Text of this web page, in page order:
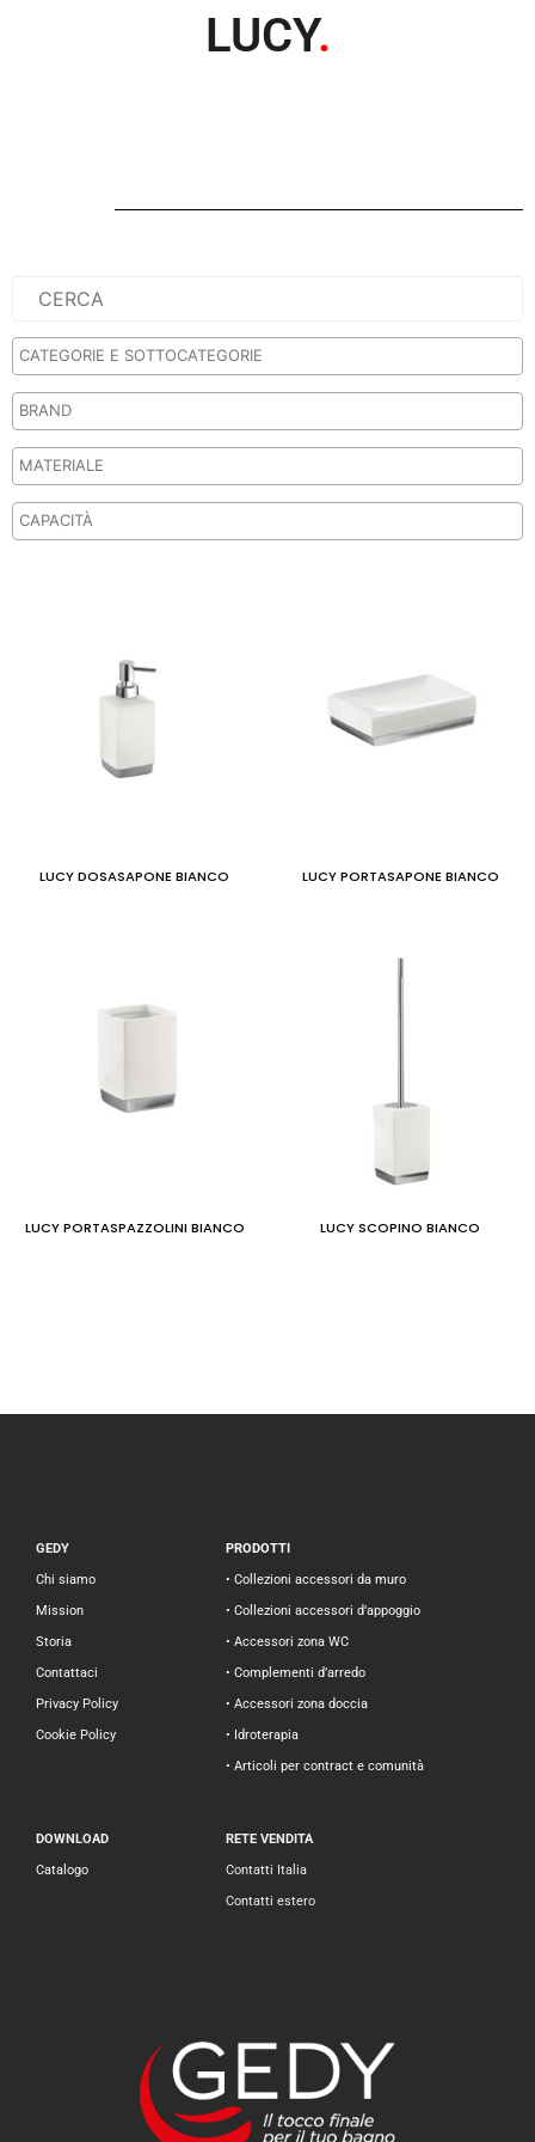
LUCY.
LUCY DOSASAPONE BIANCO LUCY PORTASAPONE BIANCO
LUCY PORTASPAZZOLINI BIANCO LUCY SCOPINO BIANCO
GEDY
Chi siamo
Mission
Storia
Contattaci
Privacy Policy
Cookie Policy
PRODOTTI
• Collezioni accessori da muro
• Collezioni accessori d’appoggio
• Accessori zona WC
• Complementi d’arredo
• Accessori zona doccia
• Idroterapia
• Articoli per contract e comunità
DOWNLOAD
Catalogo
RETE VENDITA
Contatti Italia
Contatti estero